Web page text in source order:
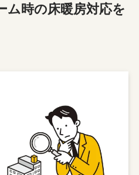
ム時の床暖房対応を